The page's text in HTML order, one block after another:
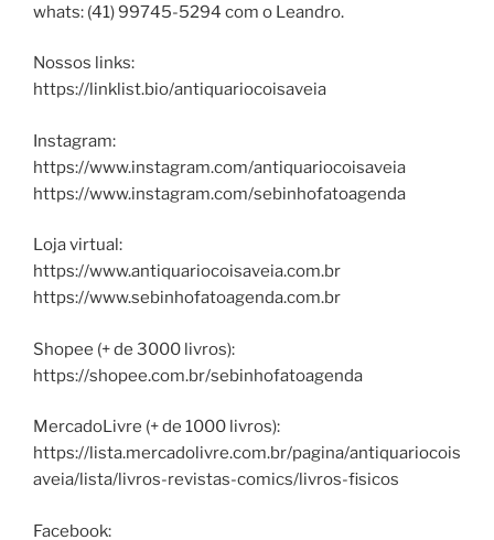
whats: (41) 99745-5294 com o Leandro.
Nossos links:
https://linklist.bio/antiquariocoisaveia
Instagram:
https://www.instagram.com/antiquariocoisaveia
https://www.instagram.com/sebinhofatoagenda
Loja virtual:
https://www.antiquariocoisaveia.com.br
https://www.sebinhofatoagenda.com.br
Shopee (+ de 3000 livros):
https://shopee.com.br/sebinhofatoagenda
MercadoLivre (+ de 1000 livros):
https://lista.mercadolivre.com.br/pagina/antiquariocois
aveia/lista/livros-revistas-comics/livros-fisicos
Facebook: